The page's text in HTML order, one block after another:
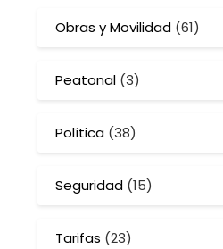
Obras y Movilidad (61)
Peatonal (3)
Política (38)
Seguridad (15)
Tarifas (23)